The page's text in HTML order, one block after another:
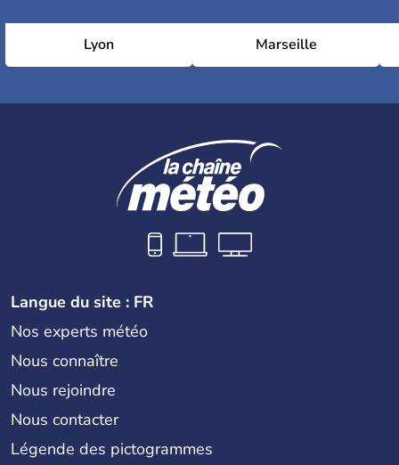
Lyon Marseille
Langue du site : FR
Nos experts météo
Nous connaître
Nous rejoindre
Nous contacter
Légende des pictogrammes